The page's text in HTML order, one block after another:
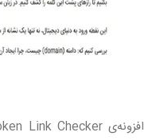
افزونه‌ی Broken Link Checker